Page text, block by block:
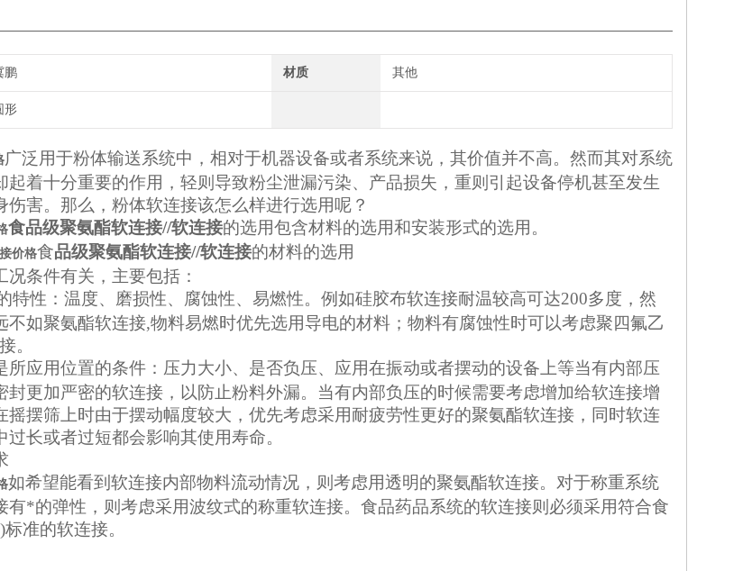
鹏 材质 其他
形
广泛用于粉体输送系统中，相对于机器设备或者系统来说，其价值并不高。然而其对系统
起着十分重要的作用，轻则导致粉尘泄漏污染、产品损失，重则引起设备停机甚至发生
伤害。那么，粉体软连接该怎么样进行选用呢？
食品级聚氨酯软连接//软连接的选用包含材料的选用和安装形式的选用。
价格食品级聚氨酯软连接//软连接的材料的选用
况条件有关，主要包括：
特性：温度、磨损性、腐蚀性、易燃性。例如硅胶布软连接耐温较高可达200多度，然
不如聚氨酯软连接,物料易燃时优先选用导电的材料；物料有腐蚀性时可以考虑聚四氟乙
。
所应用位置的条件：压力大小、是否负压、应用在振动或者摆动的设备上等当有内部压
封更加严密的软连接，以防止粉料外漏。当有内部负压的时候需要考虑增加给软连接增
摇摆筛上时由于摆动幅度较大，优先考虑采用耐疲劳性更好的聚氨酯软连接， 同时软连
过长或者过短都会影响其使用寿命。
如希望能看到软连接内部物料流动情况，则考虑用透明的聚氨酯软连接。对于称重系统
有*的弹性，则考虑采用波纹式的称重软连接。食品药品系统的软连接则必须采用符合食
准的软连接。